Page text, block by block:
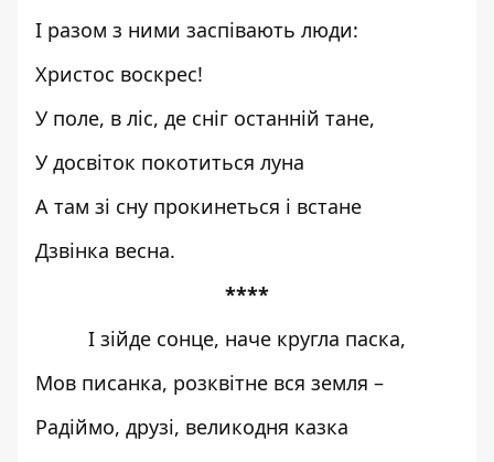
І разом з ними заспівають люди:
Христос воскрес!
У поле, в ліс, де сніг останній тане,
У досвіток покотиться луна
А там зі сну прокинеться і встане
Дзвінка весна.
****
І зійде сонце, наче кругла паска,
Мов писанка, розквітне вся земля –
Радіймо, друзі, великодня казка